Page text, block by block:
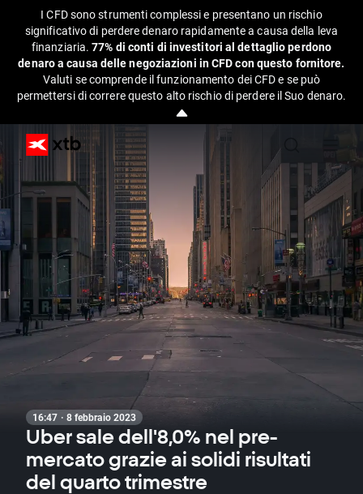
I CFD sono strumenti complessi e presentano un rischio
significativo di perdere denaro rapidamente a causa della leva
finanziaria.77% di conti di investitori al dettaglio perdono
denaro a causa delle negoziazioni in CFD con questo fornitore.
Valuti se comprende il funzionamento dei CFD e se può
permettersi di correre questo alto rischio di perdere il Suo denaro.
16:47 · 8 febbraio 2023
Uber sale dell'8,0% nel pre-
mercato grazie ai solidi risultati
del quarto trimestre